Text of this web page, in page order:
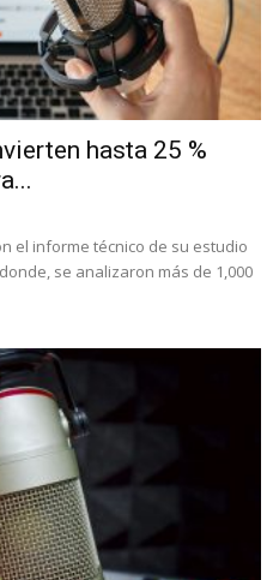
hasta 25 %
el informe técnico de su estudio
se analizaron más de 1,000